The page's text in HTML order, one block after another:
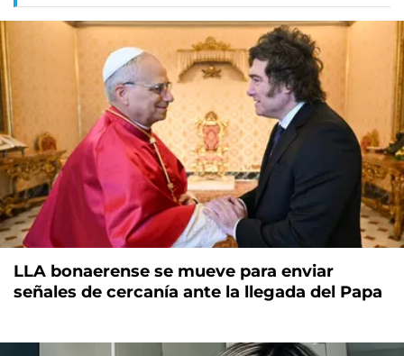
LLA bonaerense se mueve para enviar
señales de cercanía ante la llegada del Papa